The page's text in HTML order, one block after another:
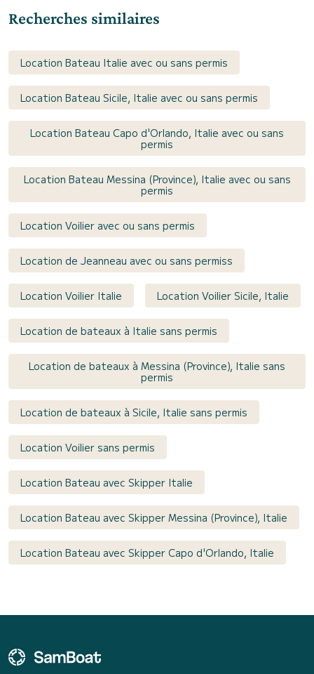
Recherches similaires
Location Bateau Italie avec ou sans permis
Location Bateau Sicile, Italie avec ou sans permis
Location Bateau Capo d'Orlando, Italie avec ou sans
permis
Location Bateau Messina (Province), Italie avec ou sans
permis
Location Voilier avec ou sans permis
Location de Jeanneau avec ou sans permiss
Location Voilier Italie Location Voilier Sicile, Italie
Location de bateaux à Italie sans permis
Location de bateaux à Messina (Province), Italie sans
permis
Location de bateaux à Sicile, Italie sans permis
Location Voilier sans permis
Location Bateau avec Skipper Italie
Location Bateau avec Skipper Messina (Province), Italie
Location Bateau avec Skipper Capo d'Orlando, Italie